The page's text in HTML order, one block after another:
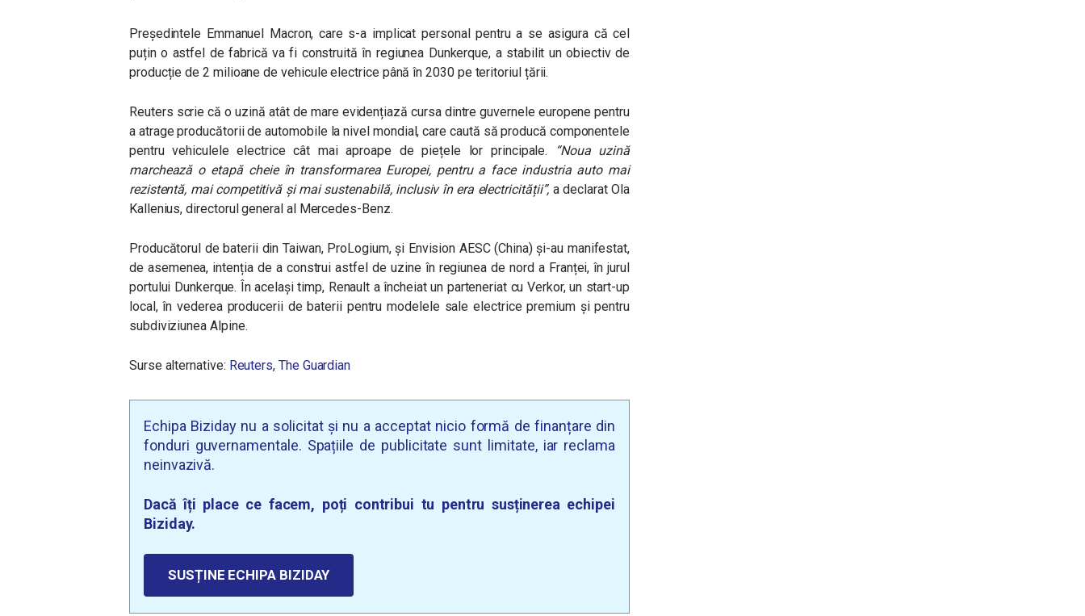
Președintele Emmanuel Macron, care s-a implicat personal pentru a se asigura că cel
puțin o astfel de fabrică va fi construită în regiunea Dunkerque, a stabilit un obiectiv de
producție de 2 milioane de vehicule electrice până în 2030 pe teritoriul țării.
Reuters scrie că o uzină atât de mare evidențiază cursa dintre guvernele europene pentru
a atrage producătorii de automobile la nivel mondial, care caută să producă componentele
pentru vehiculele electrice cât mai aproape de piețele lor principale.
“Noua uzină
marchează o etapă cheie în transformarea Europei, pentru a face industria auto mai
rezistentă, mai competitivă și mai sustenabilă, inclusiv în era electricității”, a declarat Ola
Kallenius, directorul general al Mercedes-Benz.
Producătorul de baterii din Taiwan, ProLogium, și Envision AESC (China) și-au manifestat,
de asemenea, intenția de a construi astfel de uzine în regiunea de nord a Franței, în jurul
portului Dunkerque. În același timp, Renault a încheiat un parteneriat cu Verkor, un start-up
local, în vederea producerii de baterii pentru modelele sale electrice premium și pentru
subdiviziunea Alpine.
Surse alternative: Reuters, The Guardian
Echipa Biziday nu a solicitat și nu a acceptat nicio formă de finanțare din
fonduri guvernamentale. Spațiile de publicitate sunt limitate, iar reclama
neinvazivă.
Dacă îți place ce facem, poți contribui tu pentru susținerea echipei
Biziday.
SUSȚINE ECHIPA BIZIDAY